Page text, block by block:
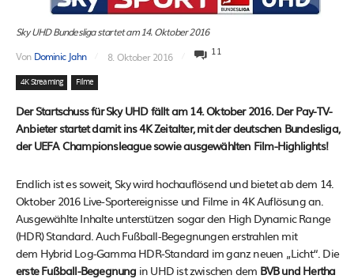
Sky UHD Bundesliga startet am 14. Oktober 2016
Von Dominic Jahn 8. Oktober 2016 11
4K Streaming Filme
Der Startschuss für Sky UHD fällt am 14. Oktober 2016. Der Pay-TV-
Anbieter startet damit ins 4K Zeitalter, mit der deutschen Bundesliga,
der UEFA Championsleague sowie ausgewählten Film-Highlights!
Endlich ist es soweit, Sky wird hochauflösend und bietet ab dem 14.
Oktober 2016 Live-Sportereignisse und Filme in 4K Auflösung an.
Ausgewählte Inhalte unterstützen sogar den High Dynamic Range
(HDR) Standard. Auch Fußball-Begegnungen erstrahlen mit
dem Hybrid Log-Gamma HDR-Standard im ganz neuen „Licht“. Die
erste Fußball-Begegnung in UHD ist zwischen dem BVB und Hertha